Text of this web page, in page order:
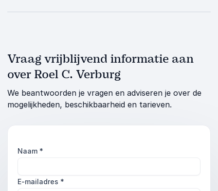
Vraag vrijblijvend informatie aan
over Roel C. Verburg
We beantwoorden je vragen en adviseren je over de
mogelijkheden, beschikbaarheid en tarieven.
Naam *
E-mailadres *